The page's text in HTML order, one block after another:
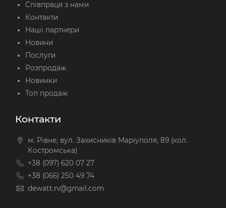
Співпраця з нами
Контакти
Наші партнери
Новини
Послуги
Розпродаж
Новинки
Топ продаж
Контакти
м. Рівне, вул. Захисників Маріуполя, 89 (кол.
Костромська)
+38 (097) 620 07 27
+38 (066) 250 49 74
dewatt.rv@gmail.com